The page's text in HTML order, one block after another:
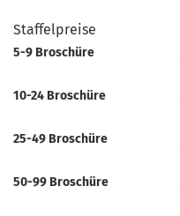
Staffelpreise
5-9 Broschüre
10-24 Broschüre
25-49 Broschüre
50-99 Broschüre